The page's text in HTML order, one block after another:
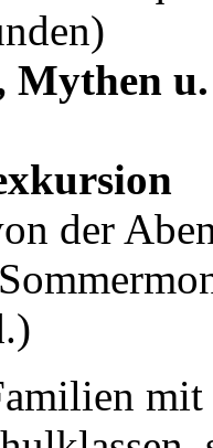
Mythen
der
mit